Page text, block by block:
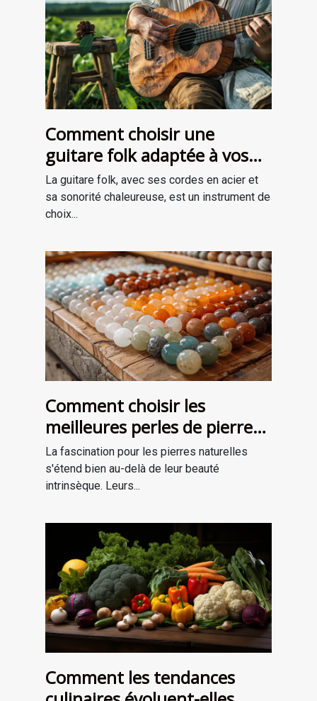
Comment choisir une
guitare folk adaptée à vos
besoins
La guitare folk, avec ses cordes en acier et
sa sonorité chaleureuse, est un instrument de
choix...
Comment choisir les
meilleures perles de pierre
naturelle pour vos projets de
bijouterie et de lithothérapie
La fascination pour les pierres naturelles
s'étend bien au-delà de leur beauté
intrinsèque. Leurs...
Comment les tendances